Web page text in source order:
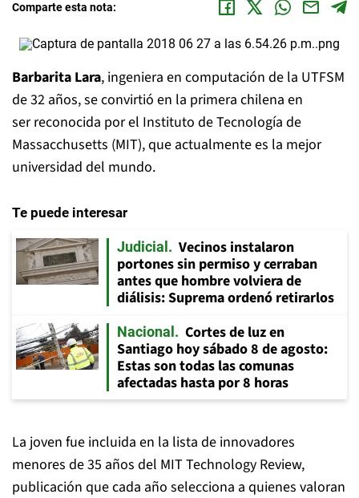
Comparte esta nota:
Barbarita Lara, ingeniera en computación de la UTFSM
de 32 años, se convirtió en la primera chilena en
ser reconocida por el Instituto de Tecnología de
Massacchusetts (MIT), que actualmente es la mejor
universidad del mundo.
Te puede interesar
Judicial
Vecinos instalaron
portones sin permiso y cerraban
antes que hombre volviera de
diálisis: Suprema ordenó retirarlos
Nacional
Cortes de luz en
Santiago hoy sábado 8 de agosto:
Estas son todas las comunas
afectadas hasta por 8 horas
La joven fue incluida en la lista de innovadores
menores de 35 años del MIT Technology Review,
publicación que cada año selecciona a quienes valoran